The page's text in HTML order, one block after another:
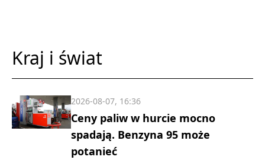
Kraj i świat
Ceny paliw w hurcie mocno
spadają. Benzyna 95 może
potanieć
2026-08-07, 16:36